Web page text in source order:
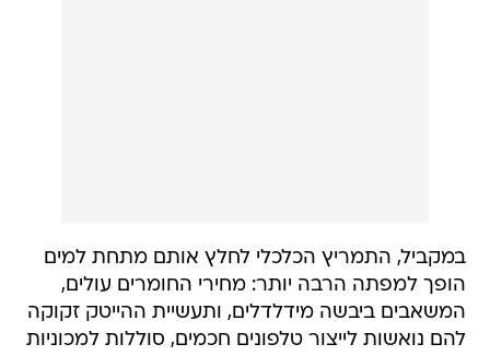
במקביל, התמריץ הכלכלי לחלץ אותם מתחת למים
הופך למפתה הרבה יותר: מחירי החומרים עולים,
המשאבים ביבשה מידלדלים, ותעשיית ההייטק זקוקה
להם נואשות לייצור טלפונים חכמים, סוללות למכוניות